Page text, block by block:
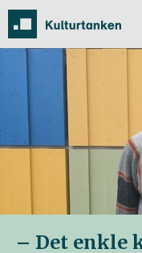
– Det enkle